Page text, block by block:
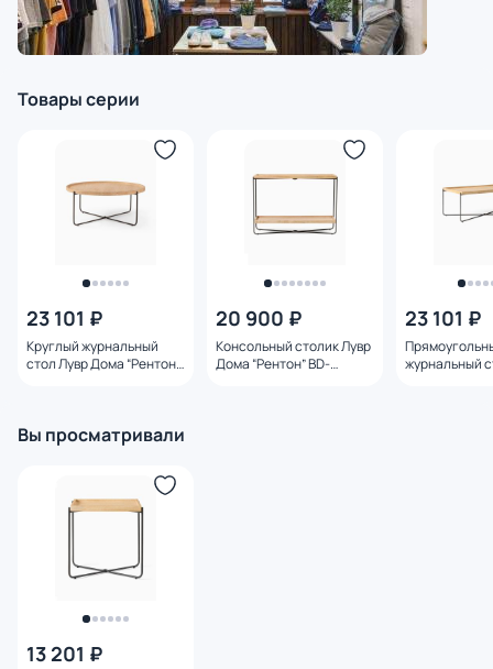
Товары серии
23 101 ₽
Круглый журнальный
стол Лувр Дома “Рентон”
20 900 ₽
Консольный столик Лувр
Дома “Рентон” BD-
23 101 ₽
журнальный
Вы просматривали
13 201 ₽